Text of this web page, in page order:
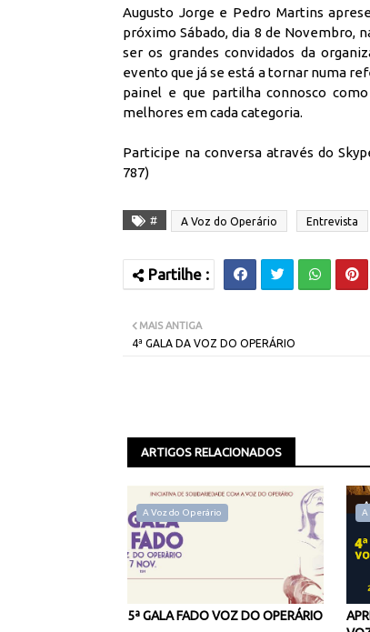
Augusto Jorge e Pedro Martins
próximo Sábado, dia 8 de Novembro,
ser os grandes convidados da
evento que já se está a tornar numa
painel e que partilha connosco
melhores em cada categoria.
Participe na conversa através do
787)
# A Voz do Operário Entrevista
MAIS ANTIGA
4ª GALA DA VOZ DO OPERÁRIO
ARTIGOS RELACIONADOS
A Voz do Operário
5ª GALA FADO VOZ DO OPERÁRIO
A